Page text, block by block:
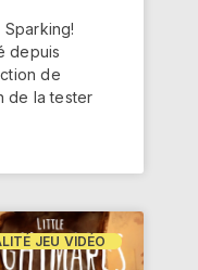
depuis
de
de la tester
JEU VIDÉO